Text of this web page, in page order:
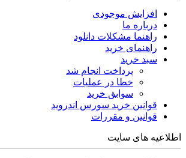
افزایش موجودی
درباره ما
راهنما مشکلات دانلود
راهنمای خرید
سبد خرید
پرداخت انجام شد
خطا در عملیات
سوابق خرید
قوانین خرید سورس اندروید
قوانین و مقررات
اطلاعیه های سایت